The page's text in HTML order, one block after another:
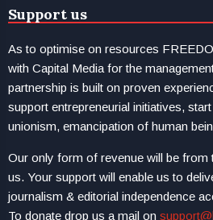
Support us
As to optimise on resources
with Capital Media for the
partnership is built on proven
support entrepreneurial initiatives,
unionism, emancipation of human
Our only form of revenue will be from
us. Your support will enable us to
journalism & editorial independence
To donate drop us a mail on